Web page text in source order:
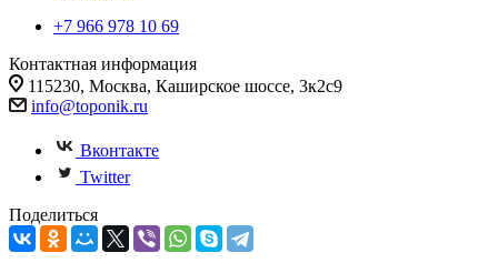
+7 966 978 10 69
Контактная информация
115230, Москва, Каширское шоссе, 3к2с9
info@toponik.ru
Вконтакте
Twitter
Поделиться